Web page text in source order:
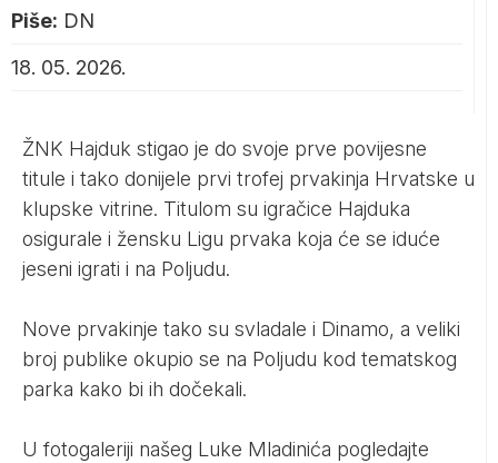
Piše: DN
18. 05. 2026.
ŽNK Hajduk stigao je do svoje prve povijesne
titule i tako donijele prvi trofej prvakinja Hrvatske u
klupske vitrine. Titulom su igračice Hajduka
osigurale i žensku Ligu prvaka koja će se iduće
jeseni igrati i na Poljudu.
Nove prvakinje tako su svladale i Dinamo, a veliki
broj publike okupio se na Poljudu kod tematskog
parka kako bi ih dočekali.
U fotogaleriji našeg Luke Mladinića pogledajte